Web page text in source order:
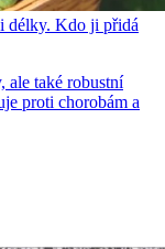
délky. Kdo ji přidá
ale také robustní
proti chorobám a